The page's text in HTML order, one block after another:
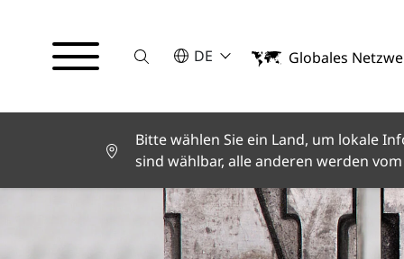
SucheBITTE WÄHLEN SIE EINE SPRACHE
DE
English
Español
Français
Italiano
Türkçe
日本語
한국어
中文
Globales
Bitte wählen Sie ein Land, um lokale
sind wählbar, alle anderen werden